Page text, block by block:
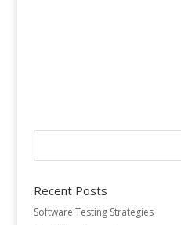
Recent Posts
Software Testing Strategies